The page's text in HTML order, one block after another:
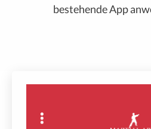
bestehende App